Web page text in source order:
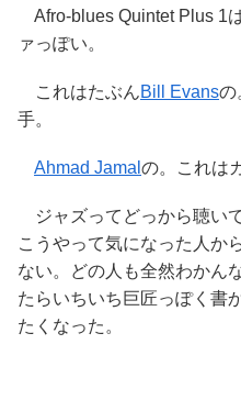
Afro-blues Quintet Plus 1
ァっぽい。
これはたぶんBill Evansの
手。
Ahmad Jamal の。これは
ジャズってどっから聴い
こうやって気になった人か
ない。どの人も全然わかん
たらいちいち巨匠っぽく書
たくなった。